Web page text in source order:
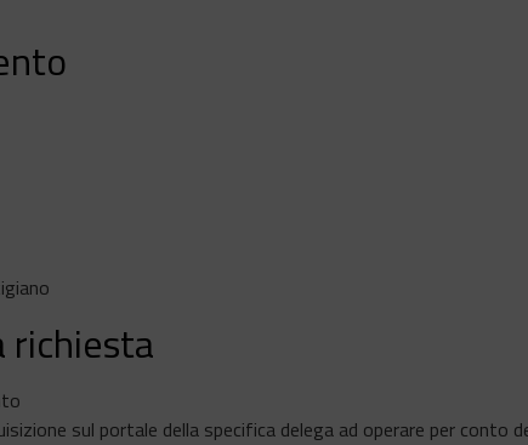
richiesta
sul portale della specifica delega ad operare per conto